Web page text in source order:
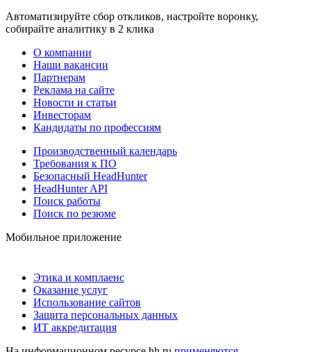
Автоматизируйте сбор откликов, настройте воронку,
собирайте аналитику в 2 клика
О компании
Наши вакансии
Партнерам
Реклама на сайте
Новости и статьи
Инвесторам
Кандидаты по профессиям
Производственный календарь
Требования к ПО
Безопасный HeadHunter
HeadHunter API
Поиск работы
Поиск по резюме
Мобильное приложение
Этика и комплаенс
Оказание услуг
Использование сайтов
Защита персональных данных
ИТ аккредитация